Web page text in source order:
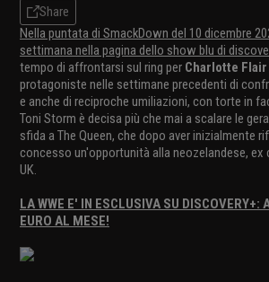
Share
Nella puntata di SmackDown del 10 dicembre
settimana nella pagina dello show blu di
tempo di affrontarsi sul ring per Charlotte Flair
protagoniste nelle settimane precedenti di
e anche di reciproche umiliazioni, con torte in
Toni Storm è decisa più che mai a scalare le
sfida a The Queen, che dopo aver inizialmente
concesso un'opportunità alla neozelandese, ex
UK.
LA WWE E' IN ESCLUSIVA SU DISCOVERY+:
EURO AL MESE!